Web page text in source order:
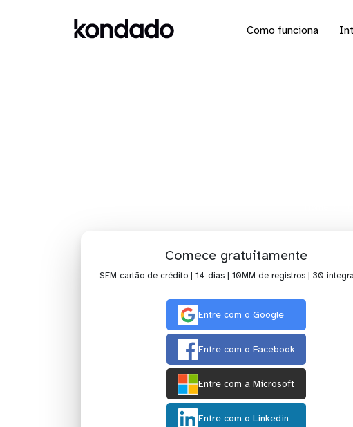
Como funciona
Comece gratuitamente
SEM cartão de crédito | 14 dias | 10MM de registros | 30
Entre com o Google
Entre com o Facebook
Entre com a Microsoft
Entre com o Linkedin